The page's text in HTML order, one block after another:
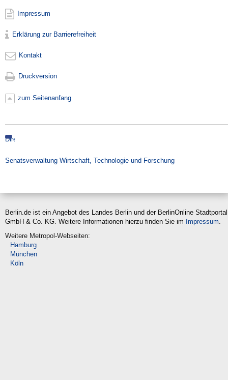
Impressum
Erklärung zur Barrierefreiheit
Kontakt
Druckversion
zum Seitenanfang
Direkt
Suche
Senatsverwaltung Wirtschaft, Technologie und Forschung
Berlin.de ist ein Angebot des Landes Berlin und der BerlinOnline Stadtportal
GmbH & Co. KG. Weitere Informationen hierzu finden Sie im Impressum
Weitere Metropol-Webseiten:
Hamburg
München
Köln